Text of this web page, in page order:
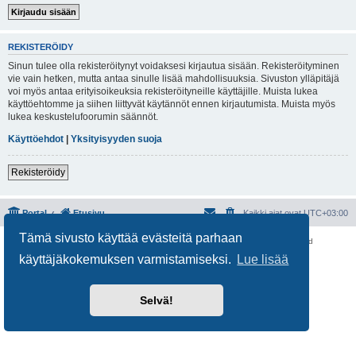
Tämä sivusto käyttää evästeitä parhaan
käyttäjäkokemuksen varmistamiseksi.
Lue lisää
Selvä!
REKISTERÖIDY
Sinun tulee olla rekisteröitynyt voidaksesi kirjautua sisään. Rekisteröityminen
vie vain hetken, mutta antaa sinulle lisää mahdollisuuksia. Sivuston ylläpitäjä
voi myös antaa erityisoikeuksia rekisteröityneille käyttäjille. Muista lukea
käyttöehtomme ja siihen liittyvät käytännöt ennen kirjautumista. Muista myös
lukea keskustelufoorumin säännöt.
Käyttöehdot | Yksityisyyden suoja
Rekisteröidy
Portal Etusivu Kaikki ajat ovatUTC+03:00
Keskustelufoorumin ohjelmistophpBB® Forum Software © phpBB Limited
Käännös: phpBB Suomi (lurttinen, harritapio, Pettis)